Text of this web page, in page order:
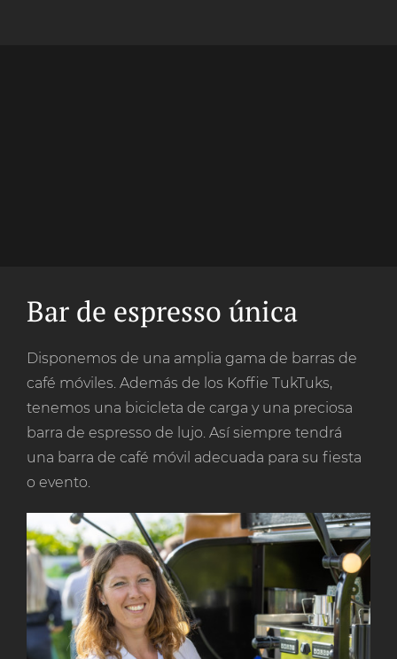
Bar de espresso única
Disponemos de una amplia gama de barras de
café móviles. Además de los Koffie TukTuks,
tenemos una bicicleta de carga y una preciosa
barra de espresso de lujo. Así siempre tendrá
una barra de café móvil adecuada para su fiesta
o evento.